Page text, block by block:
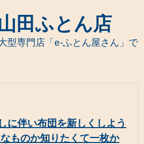
田ふとん店
型専門店「e-ふとん屋さん」で
に伴い布団を新しくしよう
ものか知りたくて一枚か